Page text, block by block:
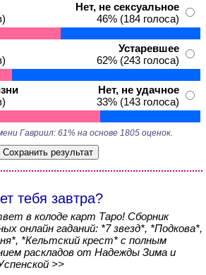
Нет, не сексуальное
46% (184 голоса)
Устаревшее
62% (243 голоса)
Нет, не удачное
33% (143 голоса)
Гавриил: 61% на основе 1805 оценок.
тебя завтра?
в колоде карт Таро! Сборник
онлайн гаданий: *7 звезд*, *Подкова*,
*Кельтский крест* с полным
раскладов от Надежды Зима и
>>